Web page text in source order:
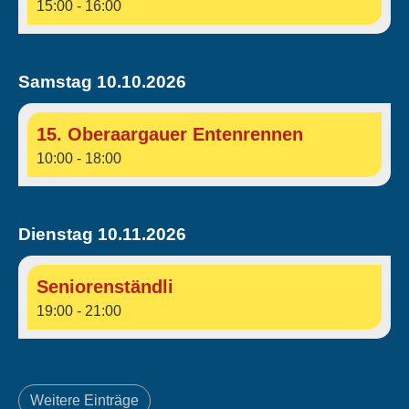
15:00 - 16:00
Samstag 10.10.2026
15. Oberaargauer Entenrennen
10:00 - 18:00
Dienstag 10.11.2026
Seniorenständli
19:00 - 21:00
Weitere Einträge